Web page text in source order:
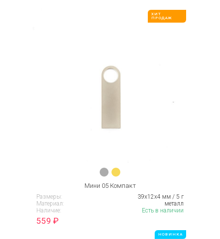
ХИТ
ПРОДАЖ
Мини 05 Компакт
Размеры:
39х12х4 мм / 5 г
Материал:
металл
Наличие:
Есть в наличии
559 ₽
НОВИНКА